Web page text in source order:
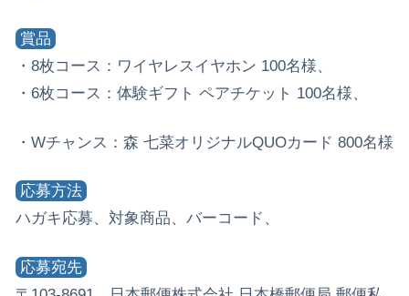
賞品
・8枚コース：ワイヤレスイヤホン 100名様、
・6枚コース：体験ギフト ペアチケット 100名様、
・Wチャンス：森 七菜オリジナルQUOカード 800名様
応募方法
ハガキ応募、対象商品、バーコード、
応募宛先